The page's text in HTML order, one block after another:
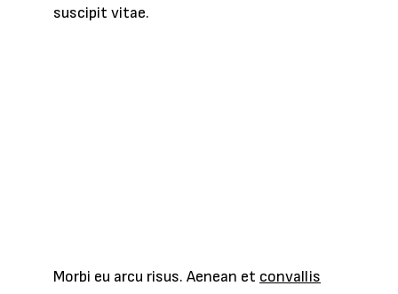
suscipit vitae.
Morbi eu arcu risus. Aenean et convallis